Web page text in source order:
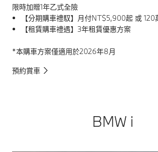
限時加贈1年乙式全險
【分期購車禮馭】月付NT$5,900起 或
【租賃購車禮遇】3年租賃優惠方案
*本購車方案僅適用於2026年8月
預約賞車
BMW i